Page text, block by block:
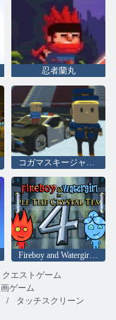
忍者蘭丸
コガマスキージャンプ！
Fireboy and Watergirl 4：クリスタル寺院
クエストゲーム
ゲーム
タッチスクリーン